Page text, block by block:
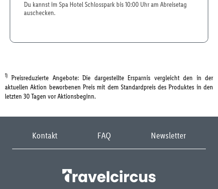
Du kannst im Spa Hotel Schlosspark bis 10:00 Uhr am Abreisetag
auschecken.
1) Preisreduzierte Angebote: Die dargestellte Ersparnis vergleicht den in der
aktuellen Aktion beworbenen Preis mit dem Standardpreis des Produktes in den
letzten 30 Tagen vor Aktionsbeginn.
Kontakt FAQ Newsletter